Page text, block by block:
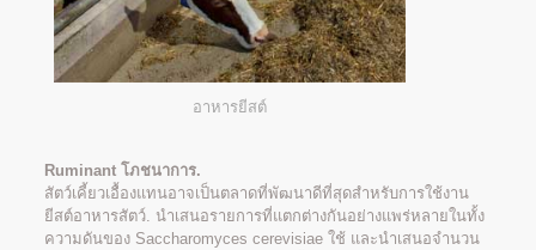
อาหารยีสต์
Ruminant โภชนาการ.
สัตว์เคี้ยวเอื้องแทนอาจเป็นตลาดที่พัฒนาดีที่สุดสำหรับการใช้งาน
ยีสต์อาหารสัตว์. นำเสนอรายการที่แตกต่างกันอย่างแพร่หลายในทั้ง
ความดันของ Saccharomyces cerevisiae ใช้ และนำเสนอจำนวน